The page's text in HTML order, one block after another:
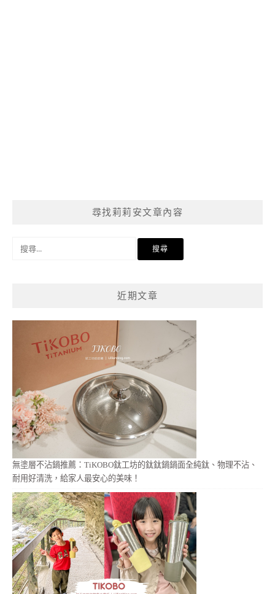
尋找莉莉安文章內容
近期文章
無塗層不沾鍋推薦：TiKOBO鈦工坊的鈦鈦鍋鍋面全純鈦、物理不沾、
耐用好清洗，給家人最安心的美味！